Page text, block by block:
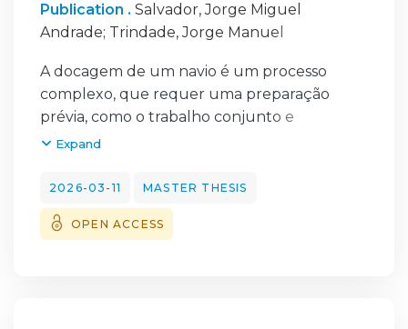
Publication . Salvador, Jorge Miguel
Andrade; Trindade, Jorge Manuel
A docagem de um navio é um processo
complexo, que requer uma preparação
prévia, como o trabalho conjunto e
harmonioso entre várias equipas e entidades
classificadora,…) para ser realizado com
sucesso. A presente dissertação pretende
enunciar as razões para efetuar
Expand
2026-03-11 MASTER THESIS
OPEN ACCESS